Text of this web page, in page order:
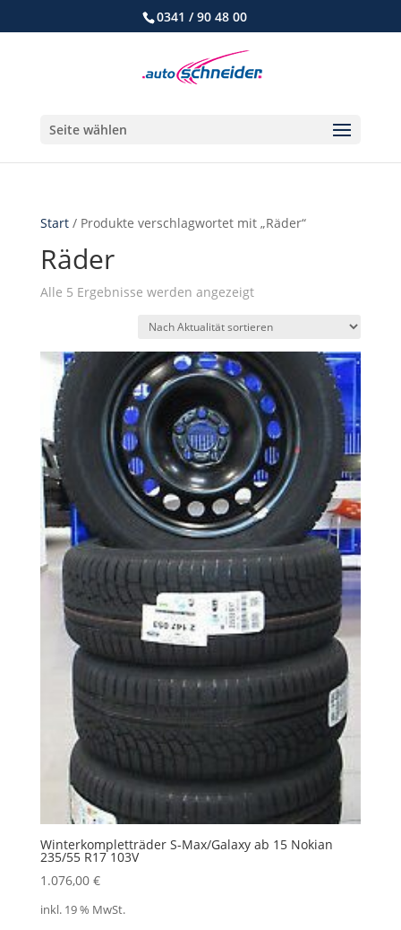
0341 / 90 48 00
Seite wählen
Start/ Produkte verschlagwortet mit „Räder“
Räder
Alle 5 Ergebnisse werden angezeigtNach
sortiert
Winterkompletträder S-Max/Galaxy ab 15 Nokian
235/55 R17 103V
1.076,00 €
inkl. 19 % MwSt.